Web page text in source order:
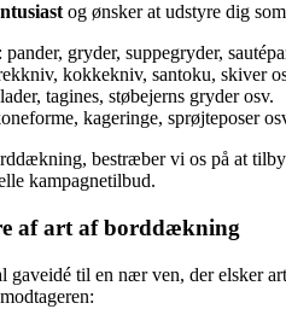
og ønsker at udstyre dig
gryder, suppegryder,
kokkekniv, santoku, skiver
tagines, støbejerns gryder osv.
kageringe, sprøjteposer
bestræber vi os på at
kampagnetilbud.
af art af borddækning
gaveidé til en nær ven, der elsker